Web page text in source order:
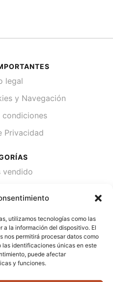
utilizamos tecnologías como las
la información del dispositivo. El
nos permitirá procesar datos como
identificaciones únicas en este
puede afectar
y funciones.
legal
y Navegación
condiciones
Privacidad
vendido
de agua
SN, 25600, Balaguer